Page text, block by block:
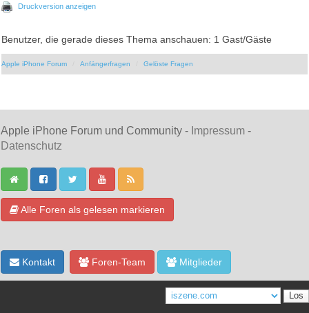
Druckversion anzeigen
Benutzer, die gerade dieses Thema anschauen: 1 Gast/Gäste
Apple iPhone Forum Anfängerfragen Gelöste Fragen
Apple iPhone Forum und Community - Impressum -
Datenschutz
Alle Foren als gelesen markieren
Kontakt Foren-Team Mitglieder